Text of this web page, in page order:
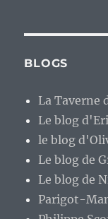
BLOGS
La Taverne
Le blog
le blog
Le blog de
Le blog de
Parigot-